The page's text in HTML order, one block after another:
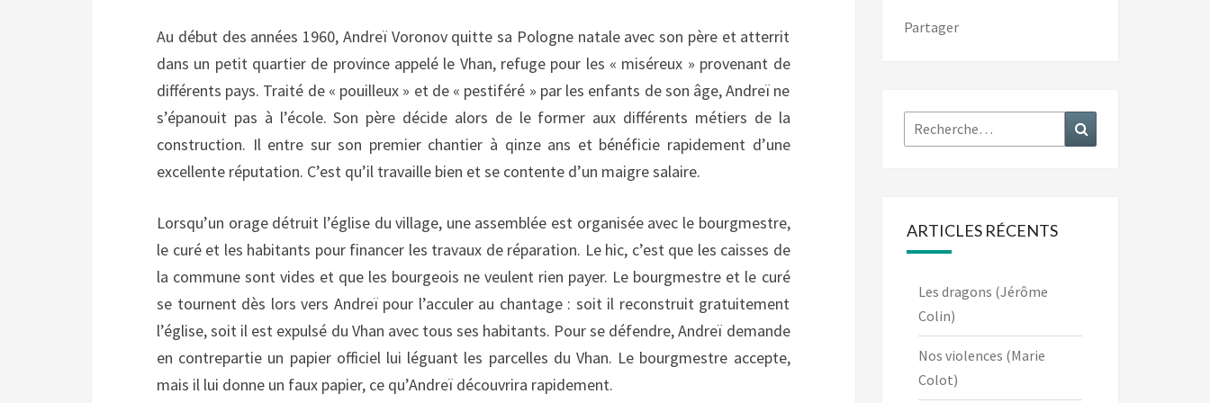
Au début des années 1960, Andreï Voronov quitte sa Pologne natale avec son père et atterrit
dans un petit quartier de province appelé le Vhan, refuge pour les « miséreux » provenant de
différents pays. Traité de « pouilleux » et de « pestiféré » par les enfants de son âge, Andreï ne
s’épanouit pas à l’école. Son père décide alors de le former aux différents métiers de la
construction. Il entre sur son premier chantier à qinze ans et bénéficie rapidement d’une
excellente réputation. C’est qu’il travaille bien et se contente d’un maigre salaire.
Lorsqu’un orage détruit l’église du village, une assemblée est organisée avec le bourgmestre,
le curé et les habitants pour financer les travaux de réparation. Le hic, c’est que les caisses de
la commune sont vides et que les bourgeois ne veulent rien payer. Le bourgmestre et le curé
se tournent dès lors vers Andreï pour l’acculer au chantage : soit il reconstruit gratuitement
l’église, soit il est expulsé du Vhan avec tous ses habitants. Pour se défendre, Andreï demande
en contrepartie un papier officiel lui léguant les parcelles du Vhan. Le bourgmestre accepte,
mais il lui donne un faux papier, ce qu’Andreï découvrira rapidement.
Partager
Rechercher :
ARTICLES RÉCENTS
Les dragons (Jérôme
Colin)
Nos violences (Marie
Colot)